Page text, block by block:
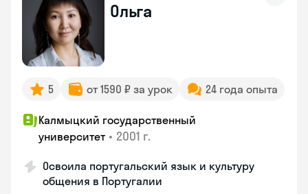
Ольга
5 от 1590 ₽ за урок 24 года опыта
Калмыцкий государственный
университет • 2001 г.
Освоила португальский язык и культуру
общения в Португалии